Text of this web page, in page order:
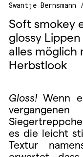
Swantje Bernsmann
Soft smokey
glossy
alles möglich
Herbstlook
Gloss!Wenn
es die leicht
Textur